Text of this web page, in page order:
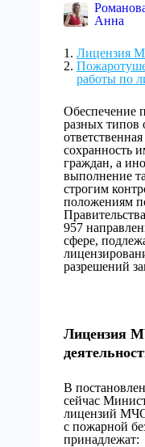
Анна
Лицензия
работы по
Обеспечение
разных типов
сохранность
граждан, а
выполнение
строгим
положениям
957
сфере,
разрешений
Лицензия
В
сейчас
лицензий
с пожарной
принадлежат: